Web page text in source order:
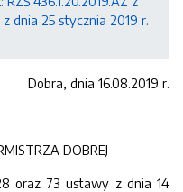
dnia 25 stycznia 2019 r.
Dobra, dnia 16.08.2019 r.
DOBREJ
73 ustawy z dnia 14